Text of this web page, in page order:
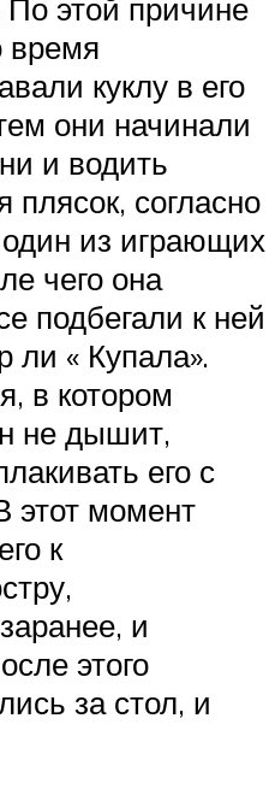
этой причине
куклу в его
они начинали
и водить
согласно
из играющих
чего она
подбегали к ней
ли « Купала».
в котором
не дышит,
его с
этот момент
к
и
этого
за стол, и